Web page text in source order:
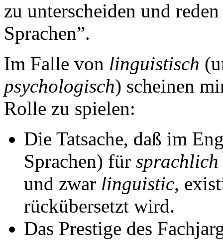
zu unterscheiden und
Sprachen”.
Im Falle von linguistisch
psychologisch) scheinen
Rolle zu spielen:
Die Tatsache, daß im
Sprachen) für sprachlich
und zwar linguistic,
rückübersetzt wird.
Das Prestige des